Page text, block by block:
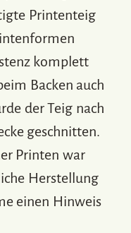
Printenteig
komplett
Backen auch
der Teig nach
geschnitten.
Printen war
Herstellung
einen Hinweis